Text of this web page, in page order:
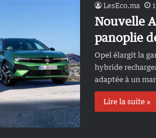
LesEco.ma
Nouvelle
panoplie
Opel élargit la
hybride
adaptée à un
Lire la suite »